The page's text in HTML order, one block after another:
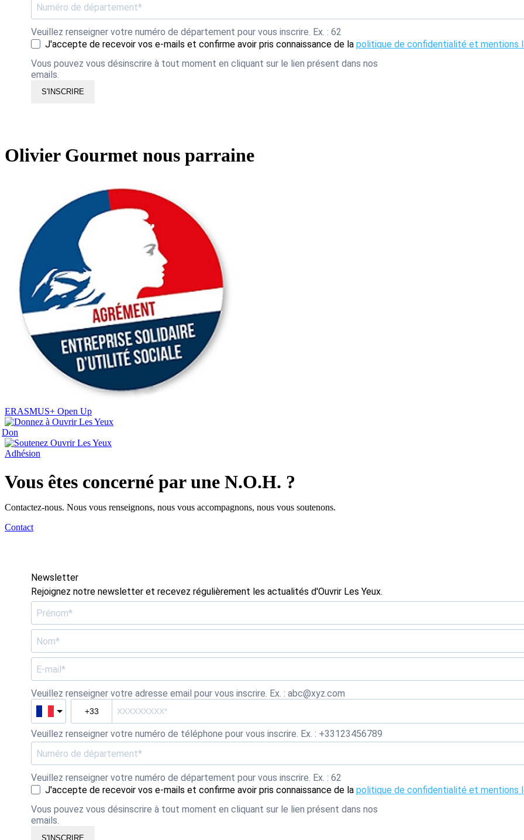
Veuillez renseigner votre numéro de département pour vous inscrire. Ex. : 62
J'accepte de recevoir vos e-mails et confirme avoir pris connaissance de la politique de confidentialité et mentions
Vous pouvez vous désinscrire à tout moment en cliquant sur le lien présent dans nos
emails.
S'INSCRIRE
Olivier Gourmet nous parraine
ERASMUS+ Open Up
Don
Adhésion
Vous êtes concerné par une N.O.H. ?
Contactez-nous. Nous vous renseignons, nous vous accompagnons, nous vous soutenons.
Contact
Newsletter
Rejoignez notre newsletter et recevez régulièrement les actualités d'Ouvrir Les Yeux.
Veuillez renseigner votre adresse email pour vous inscrire. Ex. : abc@xyz.com
Veuillez renseigner votre numéro de téléphone pour vous inscrire. Ex. : +33123456789
Veuillez renseigner votre numéro de département pour vous inscrire. Ex. : 62
J'accepte de recevoir vos e-mails et confirme avoir pris connaissance de la politique de confidentialité et mentions
Vous pouvez vous désinscrire à tout moment en cliquant sur le lien présent dans nos
emails.
S'INSCRIRE